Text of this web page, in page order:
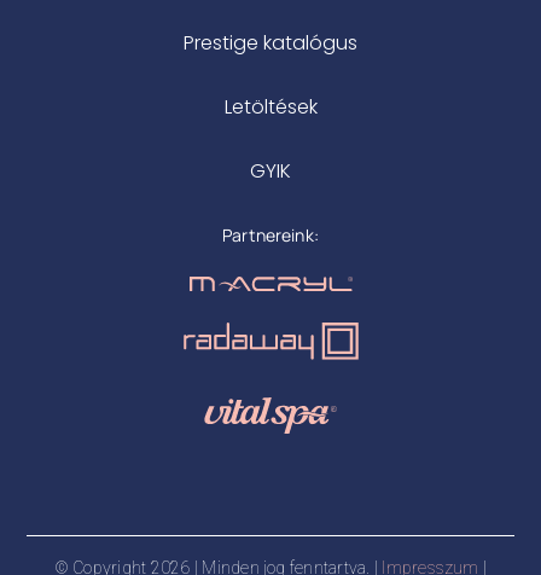
Prestige katalógus
Letöltések
GYIK
Partnereink:
© Copyright 2026 | Minden jog fenntartva. | Impresszum |